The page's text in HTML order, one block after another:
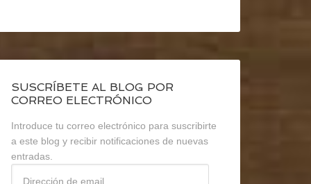
SUSCRÍBETE AL BLOG POR
CORREO ELECTRÓNICO
Introduce tu correo electrónico para suscribirte
a este blog y recibir notificaciones de nuevas
entradas.